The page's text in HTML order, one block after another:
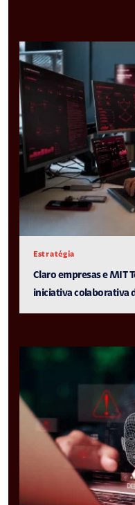
Estratégia
Claro empresas e MIT
iniciativa colaborativa